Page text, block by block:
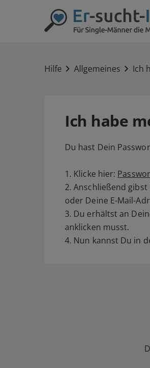
Hilfe Allgemeines Ich
Ich habe
Du hast Dein
1. Klicke hier:
2. Anschließend
oder Deine E-Mail-
3. Du erhältst an
anklicken musst.
4. Nun kannst Du in